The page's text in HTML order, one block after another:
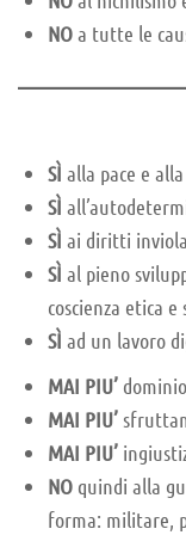
NOa tutte le
SÌ alla pace e
SÌ
SÌ ai diritti
SÌ al pieno
coscienza etica
SÌ ad un lavoro
MAI PIU’
MAI PIU’
MAI PIU’
NO quindi alla
forma: militare,